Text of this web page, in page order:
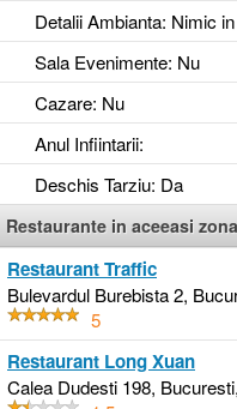
Detalii Ambianta: Nimic
Sala Evenimente: Nu
Cazare: Nu
Anul Infiintarii:
Deschis Tarziu: Da
Restaurante in aceeasi zona
Restaurant Traffic
Bulevardul Burebista 2,
5
Restaurant Long Xuan
Calea Dudesti 198,